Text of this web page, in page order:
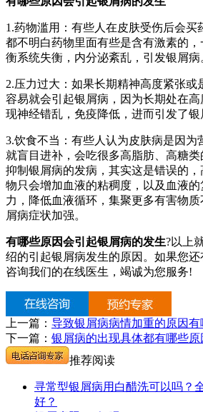
1.药物滥用：有些人在皮肤受伤后会买
都不明白药物里面有些是含有激素的
衡系统失衡，内分泌紊乱，引发银屑病
2.压力过大：如果长期精神高度紧张或
容易就会引起银屑病，因为长期处在
现神经错乱，免疫降低，进而引发了银
3.饮食不当：有些人认为皮肤病是因为
就盲目进补，会吃很多高脂肪、高糖
抑制银屑病的发病，其实这是错误的
物只会增加血液的粘稠度，以及血液
力，降低血液循环，集聚更多有害物
屑病症状加强。
有哪些原因会引起银屑病的发生?以上
绍的引起银屑病发生的原因。如果您
咨询我们的在线医生，竭诚为您服务!
上一篇： 导致银屑病病情加重的原因有
下一篇： 银屑病的出现具体都有哪些原
推荐阅读
寻常型银屑病用白醋洗可以吗？
好？